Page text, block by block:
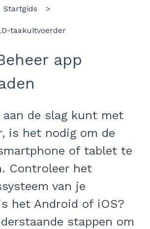
Startgids
taakuitvoerder
app
de slag kunt met
is het nodig om de
of tablet te
Controleer het
van je
het Android of iOS?
stappen om